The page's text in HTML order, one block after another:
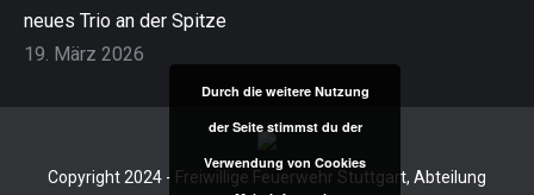
neues Trio an der Spitze
19. März 2026
Copyright 2024 - Freiwillige Feuerwehr Stuttgart, Abteilung
Durch die weitere Nutzung
der Seite stimmst du der
Verwendung von Cookies